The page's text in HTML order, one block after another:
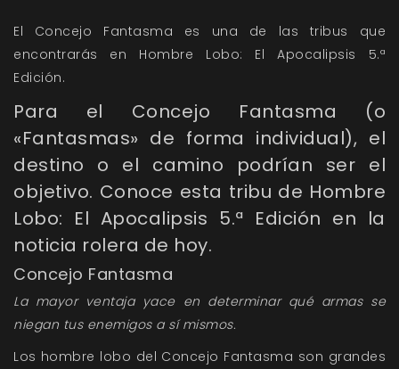
El Concejo Fantasma es una de las tribus que
encontrarás en Hombre Lobo: El Apocalipsis 5.ª
Edición.
Para el Concejo Fantasma (o
«Fantasmas» de forma individual), el
destino o el camino podrían ser el
objetivo. Conoce esta tribu de Hombre
Lobo: El Apocalipsis 5.ª Edición en la
noticia rolera de hoy.
Concejo Fantasma
La mayor ventaja yace en determinar qué armas se
niegan tus enemigos a sí mismos.
Los hombre lobo del Concejo Fantasma son grandes